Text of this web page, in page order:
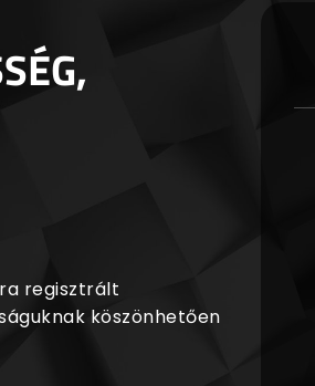
regisztrált
köszönhetően